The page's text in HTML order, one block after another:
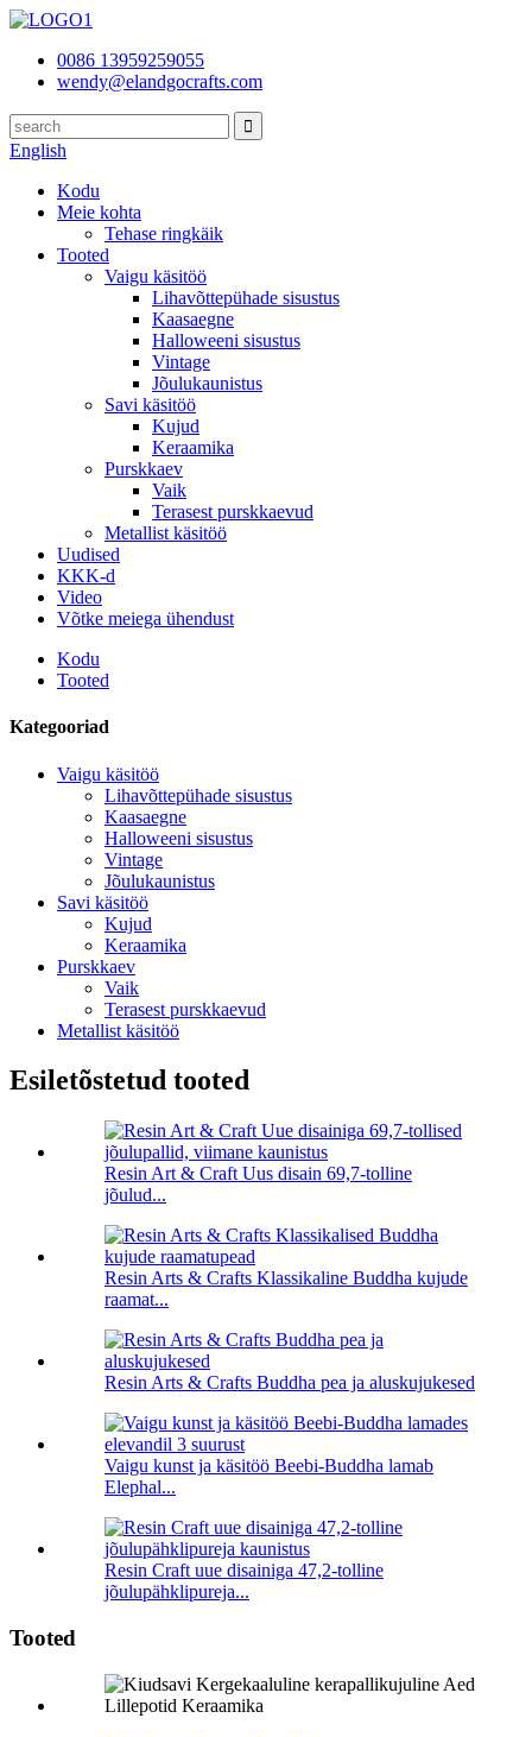
0086 13959259055
wendy@elandgocrafts.com
English
Kodu
Meie kohta
Tehase ringkäik
Tooted
Vaigu käsitöö
Lihavõttepühade sisustus
Kaasaegne
Halloweeni sisustus
Vintage
Jõulukaunistus
Savi käsitöö
Kujud
Keraamika
Purskkaev
Vaik
Terasest purskkaevud
Metallist käsitöö
Uudised
KKK-d
Video
Võtke meiega ühendust
Kodu
Tooted
Kategooriad
Vaigu käsitöö
Lihavõttepühade sisustus
Kaasaegne
Halloweeni sisustus
Vintage
Jõulukaunistus
Savi käsitöö
Kujud
Keraamika
Purskkaev
Vaik
Terasest purskkaevud
Metallist käsitöö
Esiletõstetud tooted
Resin Art & Craft Uus disain 69,7-tolline
jõulud...
Resin Arts & Crafts Klassikaline Buddha kujude
raamat...
Resin Arts & Crafts Buddha pea ja aluskujukesed
Vaigu kunst ja käsitöö Beebi-Buddha lamab
Elephal...
Resin Craft uue disainiga 47,2-tolline
jõulupähklipureja...
Tooted